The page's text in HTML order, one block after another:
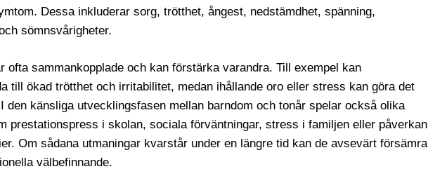
Dessa inkluderar sorg, trötthet, ångest, nedstämdhet, spänning,
sömnsvårigheter.
ofta sammankopplade och kan förstärka varandra. Till exempel kan
till ökad trötthet och irritabilitet, medan ihållande oro eller stress kan göra det
den känsliga utvecklingsfasen mellan barndom och tonår spelar också olika
prestationspress i skolan, sociala förväntningar, stress i familjen eller påverkan
Om sådana utmaningar kvarstår under en längre tid kan de avsevärt försämra
välbefinnande.